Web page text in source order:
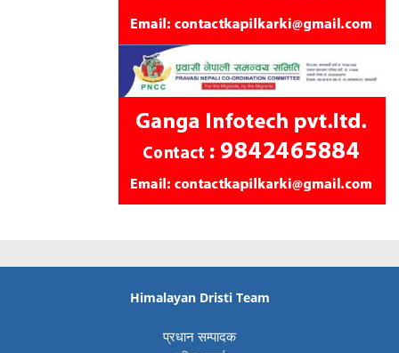
Himalayan Dristi Team
प्रधान सम्पादक